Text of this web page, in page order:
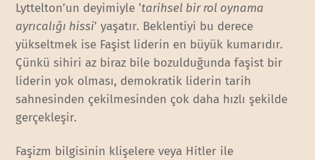
Lyttelton’un deyimiyle ‘tarihsel bir rol oynama
ayrıcalığı hissi’ yaşatır. Beklentiyi bu derece
yükseltmek ise Faşist liderin en büyük kumarıdır.
Çünkü sihiri az biraz bile bozulduğunda faşist bir
liderin yok olması, demokratik liderin tarih
sahnesinden çekilmesinden çok daha hızlı şekilde
gerçekleşir.
Faşizm bilgisinin klişelere veya Hitler ile